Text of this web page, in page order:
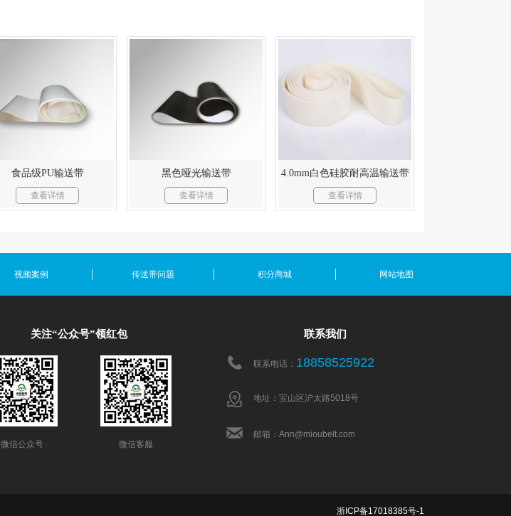
食品级PU输送带
查看详情
黑色哑光输送带
查看详情
4.0mm白色硅胶耐高温输送带
查看详情
视频案例 传送带问题 积分商城 网站地图
关注“公众号”领红包
微信公众号 微信客服
联系我们
联系电话： 18858525922
地址：宝山区沪太路5018号
邮箱：Ann@mioubelt.com
浙ICP备17018385号-1